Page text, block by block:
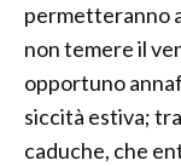
permetteranno
non temere il
opportuno
siccità estiva;
caduche, che